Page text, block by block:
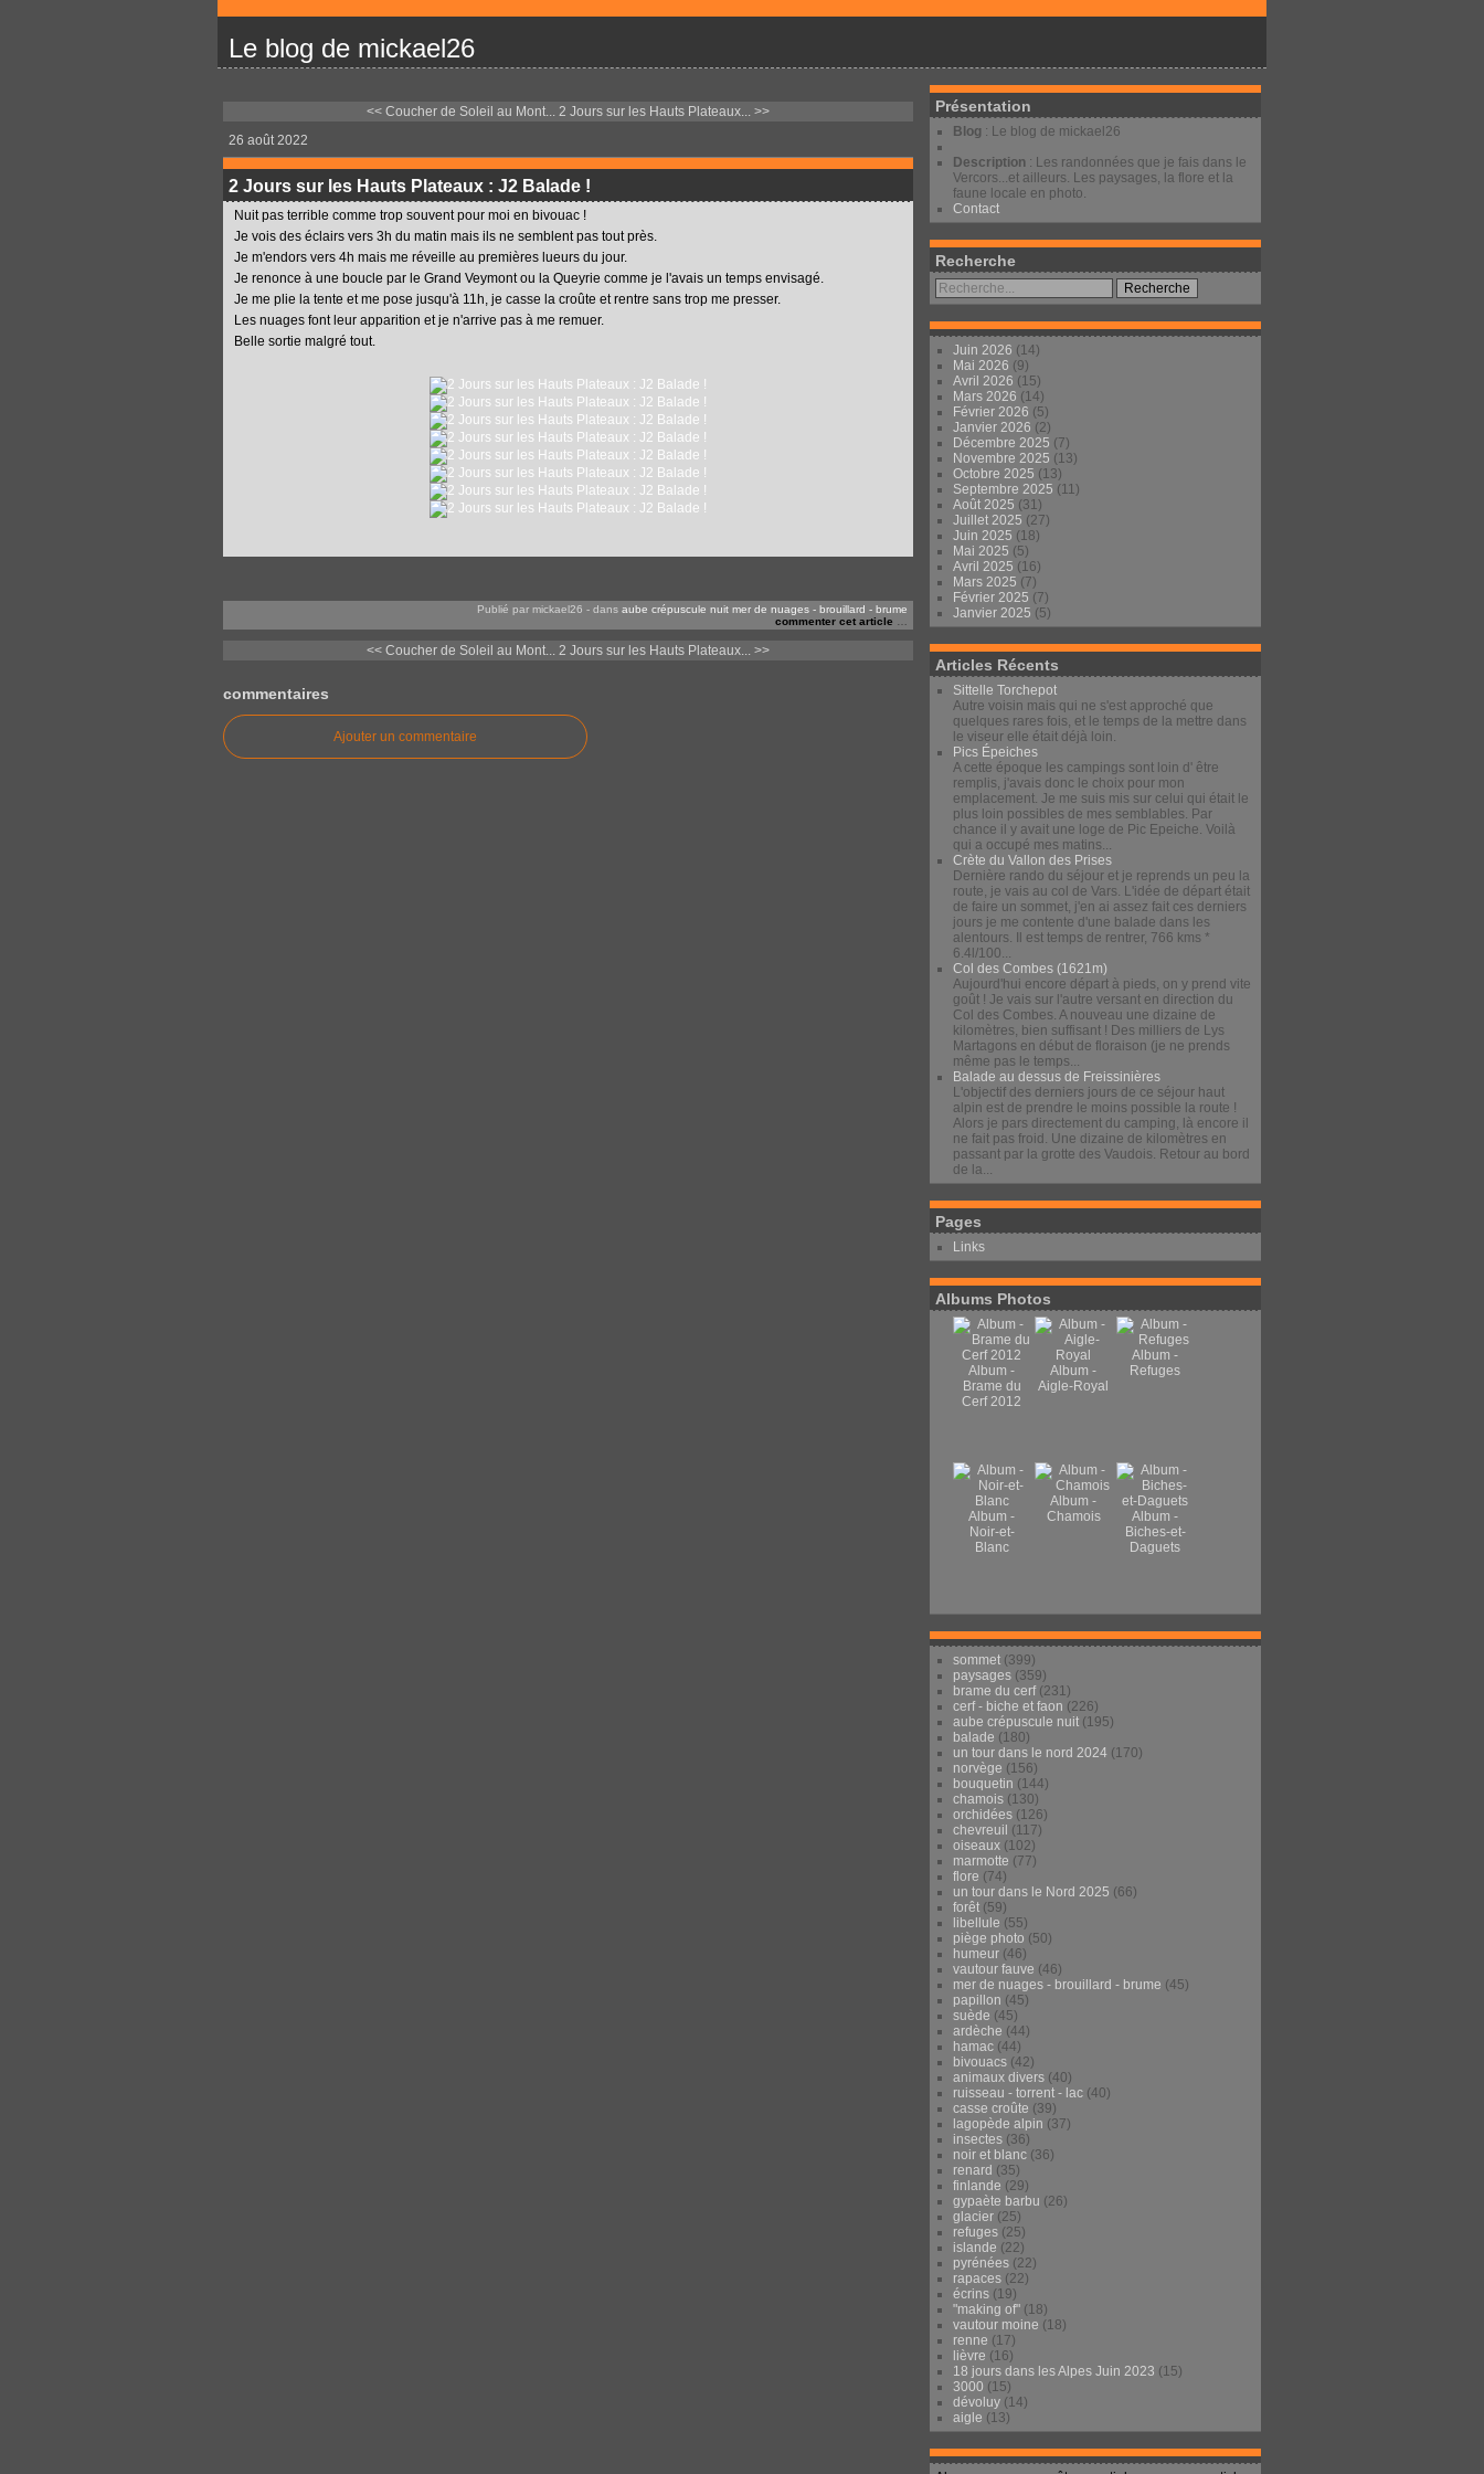
Le blog de mickael26
<< Coucher de Soleil au Mont... 2 Jours sur les Hauts Plateaux... >>
26 août 2022
2 Jours sur les Hauts Plateaux : J2 Balade !
Nuit pas terrible comme trop souvent pour moi en bivouac !
Je vois des éclairs vers 3h du matin mais ils ne semblent pas tout près.
Je m'endors vers 4h mais me réveille au premières lueurs du jour.
Je renonce à une boucle par le Grand Veymont ou la Queyrie comme je l'avais un temps envisagé.
Je me plie la tente et me pose jusqu'à 11h, je casse la croûte et rentre sans trop me presser.
Les nuages font leur apparition et je n'arrive pas à me remuer.
Belle sortie malgré tout.
Publié par mickael26 - dans aube crépuscule nuit mer de nuages - brouillard - brume
commenter cet article
<< Coucher de Soleil au Mont... 2 Jours sur les Hauts Plateaux... >>
commentaires
Ajouter un commentaire
Présentation
Blog : Le blog de mickael26
Description : Les randonnées que je fais dans le
Vercors...et ailleurs. Les paysages, la flore et la
faune locale en photo.
Contact
Recherche
Juin 2026 (14)
Mai 2026 (9)
Avril 2026 (15)
Mars 2026 (14)
Février 2026 (5)
Janvier 2026 (2)
Décembre 2025 (7)
Novembre 2025 (13)
Octobre 2025 (13)
Septembre 2025 (11)
Août 2025 (31)
Juillet 2025 (27)
Juin 2025 (18)
Mai 2025 (5)
Avril 2025 (16)
Mars 2025 (7)
Février 2025 (7)
Janvier 2025 (5)
Articles Récents
Sittelle Torchepot
Autre voisin mais qui ne s'est approché que
quelques rares fois, et le temps de la mettre dans
le viseur elle était déjà loin.
Pics Épeiches
A cette époque les campings sont loin d' être
remplis, j'avais donc le choix pour mon
emplacement. Je me suis mis sur celui qui était le
plus loin possibles de mes semblables. Par
chance il y avait une loge de Pic Epeiche. Voilà
qui a occupé mes matins...
Crète du Vallon des Prises
Dernière rando du séjour et je reprends un peu la
route, je vais au col de Vars. L'idée de départ était
de faire un sommet, j'en ai assez fait ces derniers
jours je me contente d'une balade dans les
alentours. Il est temps de rentrer, 766 kms *
6.4l/100...
Col des Combes (1621m)
Aujourd'hui encore départ à pieds, on y prend vite
goût ! Je vais sur l'autre versant en direction du
Col des Combes. A nouveau une dizaine de
kilomètres, bien suffisant ! Des milliers de Lys
Martagons en début de floraison (je ne prends
même pas le temps...
Balade au dessus de Freissinières
L'objectif des derniers jours de ce séjour haut
alpin est de prendre le moins possible la route !
Alors je pars directement du camping, là encore il
ne fait pas froid. Une dizaine de kilomètres en
passant par la grotte des Vaudois. Retour au bord
de la...
Pages
Links
Albums Photos
Album -
Brame du
Cerf 2012
Album -
Aigle-Royal
Album -
Refuges
Album -
Noir-et-
Blanc
Album -
Chamois
Album -
Biches-et-
Daguets
sommet (399)
paysages (359)
brame du cerf(231)
cerf - biche et faon (226)
aube crépuscule nuit (195)
balade (180)
un tour dans le nord 2024 (170)
norvège (156)
bouquetin (144)
chamois (130)
orchidées (126)
chevreuil (117)
oiseaux (102)
marmotte (77)
flore (74)
un tour dans le Nord 2025 (66)
forêt (59)
libellule (55)
piège photo (50)
humeur (46)
vautour fauve (46)
mer de nuages - brouillard - brume (45)
papillon (45)
suède (45)
ardèche (44)
hamac (44)
bivouacs (42)
animaux divers (40)
ruisseau - torrent - lac (40)
casse croûte (39)
lagopède alpin (37)
insectes (36)
noir et blanc (36)
renard (35)
finlande (29)
gypaète barbu (26)
glacier (25)
refuges (25)
islande (22)
pyrénées (22)
rapaces (22)
écrins (19)
"making of" (18)
vautour moine (18)
renne (17)
lièvre (16)
18 jours dans les Alpes Juin 2023 (15)
3000 (15)
dévoluy (14)
aigle (13)